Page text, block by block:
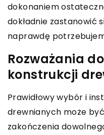
dokonaniem
dokładnie zastanowić
naprawdę
Rozważania
konstrukcji
Prawidłowy wybór i
drewnianych może
zakończenia